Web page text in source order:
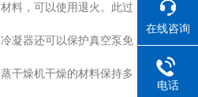
料，可以使用退火。此过
凝器还可以保护真空泵免
干燥机干燥的材料保持多
在线咨询
电话